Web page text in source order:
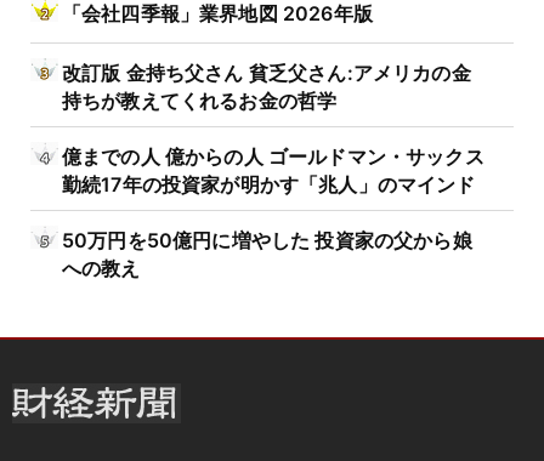
「会社四季報」業界地図 2026年版
改訂版 金持ち父さん 貧乏父さん:アメリカの金
持ちが教えてくれるお金の哲学
億までの人 億からの人 ゴールドマン・サックス
勤続17年の投資家が明かす「兆人」のマインド
50万円を50億円に増やした 投資家の父から娘
への教え